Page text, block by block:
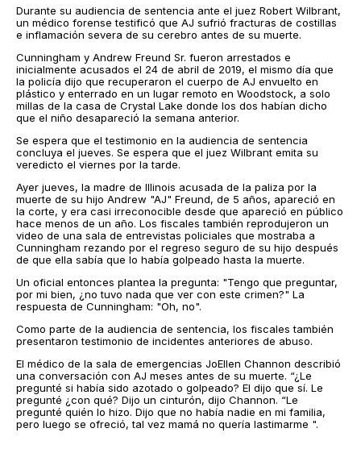
Durante su audiencia de sentencia ante el juez Robert Wilbrant,
un médico forense testificó que AJ sufrió fracturas de costillas
e inflamación severa de su cerebro antes de su muerte.
Cunningham y Andrew Freund Sr. fueron arrestados e
inicialmente acusados ​​el 24 de abril de 2019, el mismo día que
la policía dijo que recuperaron el cuerpo de AJ envuelto en
plástico y enterrado en un lugar remoto en Woodstock, a solo
millas de la casa de Crystal Lake donde los dos habían dicho
que el niño desapareció la semana anterior.
Se espera que el testimonio en la audiencia de sentencia
concluya el jueves. Se espera que el juez Wilbrant emita su
veredicto el viernes por la tarde.
Ayer jueves, la madre de Illinois acusada de la paliza por la
muerte de su hijo Andrew "AJ" Freund, de 5 años, apareció en
la corte, y era casi irreconocible desde que apareció en público
hace menos de un año. Los fiscales también reprodujeron un
video de una sala de entrevistas policiales que mostraba a
Cunningham rezando por el regreso seguro de su hijo después
de que ella sabía que lo había golpeado hasta la muerte.
Un oficial entonces plantea la pregunta: "Tengo que preguntar,
por mi bien, ¿no tuvo nada que ver con este crimen?" La
respuesta de Cunningham: "Oh, no".
Como parte de la audiencia de sentencia, los fiscales también
presentaron testimonio de incidentes anteriores de abuso.
El médico de la sala de emergencias JoEllen Channon describió
una conversación con AJ meses antes de su muerte. “¿Le
pregunté si había sido azotado o golpeado? El dijo que sí. Le
pregunté ¿con qué? Dijo un cinturón, dijo Channon. “Le
pregunté quién lo hizo. Dijo que no había nadie en mi familia,
pero luego se ofreció, tal vez mamá no quería lastimarme ".